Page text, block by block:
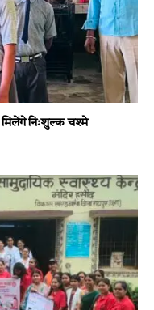
मिलेंगे निःशुल्क चश्मे